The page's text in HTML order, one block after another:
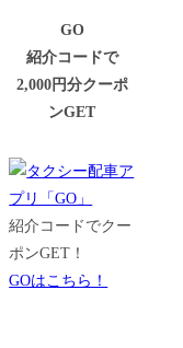
GO
紹介コードで
2,000円分クーポ
ンGET
紹介コードでクー
ポンGET！
GOはこちら！